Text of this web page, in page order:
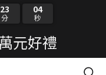
23
分
03
秒
元好禮